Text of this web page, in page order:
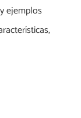
ejemplos